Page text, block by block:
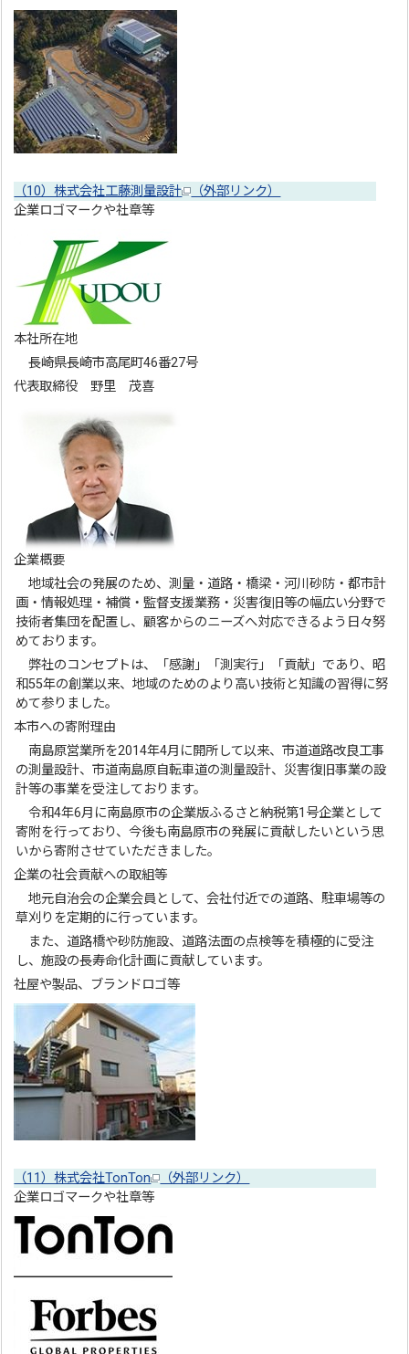
（10）株式会社工藤測量設計
（外部リンク）
企業ロゴマークや社章等
本社所在地
長崎県長崎市高尾町46番27号
代表取締役 野里 茂喜
企業概要
地域社会の発展のため、測量・道路・橋梁・河川砂防・都市計
画・情報処理・補償・監督支援業務・災害復旧等の幅広い分野で
技術者集団を配置し、顧客からのニーズへ対応できるよう日々努
めております。
弊社のコンセプトは、「感謝」「測実行」「貢献」であり、昭
和55年の創業以来、地域のためのより高い技術と知識の習得に努
めて参りました。
本市への寄附理由
南島原営業所を2014年4月に開所して以来、市道道路改良工事
の測量設計、市道南島原自転車道の測量設計、災害復旧事業の設
計等の事業を受注しております。
令和4年6月に南島原市の企業版ふるさと納税第1号企業として
寄附を行っており、今後も南島原市の発展に貢献したいという思
いから寄附させていただきました。
企業の社会貢献への取組等
地元自治会の企業会員として、会社付近での道路、駐車場等の
草刈りを定期的に行っています。
また、道路橋や砂防施設、道路法面の点検等を積極的に受注
し、施設の長寿命化計画に貢献しています。
社屋や製品、ブランドロゴ等
（11）株式会社TonTon
（外部リンク）
企業ロゴマークや社章等